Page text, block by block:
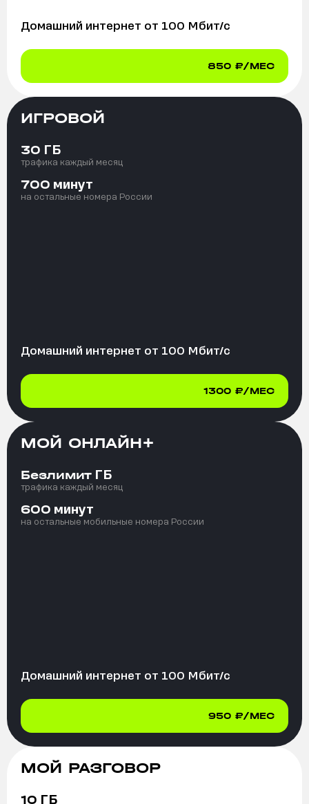
Домашний интернет от 100 Мбит/с
850 ₽/МЕС
ИГРОВОЙ
30 ГБ
трафика каждый месяц
700 минут
на остальные номера России
Домашний интернет от 100 Мбит/с
1300 ₽/МЕС
МОЙ ОНЛАЙН+
Безлимит ГБ
трафика каждый месяц
600 минут
на остальные мобильные номера России
Домашний интернет от 100 Мбит/с
950 ₽/МЕС
МОЙ РАЗГОВОР
10 ГБ